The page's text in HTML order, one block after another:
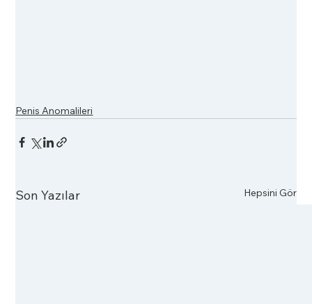
Penis Anomalileri
Son Yazılar Hepsini Gör